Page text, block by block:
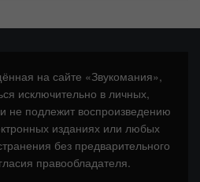
на сайте «Звукомания»,
исключительно в личных,
не подлежит воспроизведению
изданиях или любых
без предварительного
правообладателя.